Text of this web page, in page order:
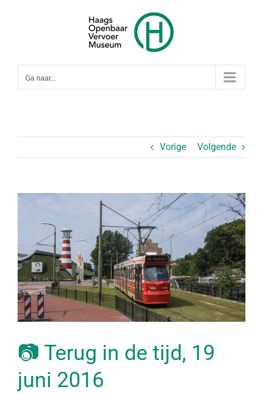
Ga naar...
Vorige Volgende
afbeelding
📷 Terug in de tijd, 19
juni 2016